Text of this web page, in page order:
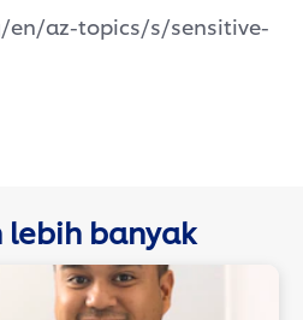
en/az-topics/s/sensitive-
lebih banyak